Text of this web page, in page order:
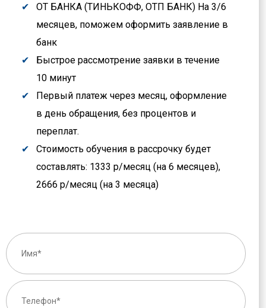
ОТ БАНКА (ТИНЬКОФФ, ОТП БАНК) На 3/6
месяцев, поможем оформить заявление в
банк
Быстрое рассмотрение заявки в течение
10 минут
Первый платеж через месяц, оформление
в день обращения, без процентов и
переплат.
Стоимость обучения в рассрочку будет
составлять: 1333 р/месяц (на 6 месяцев),
2666 р/месяц (на 3 месяца)